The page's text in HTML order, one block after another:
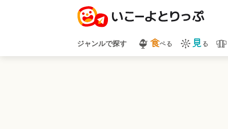
ジャンルで探す 食べる 見 る